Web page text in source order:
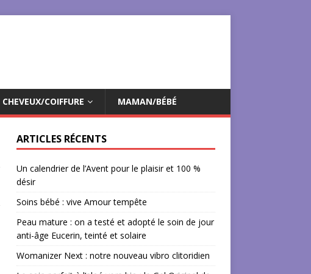
CHEVEUX/COIFFURE MAMAN/BÉBÉ
ARTICLES RÉCENTS
Un calendrier de l’Avent pour le plaisir et 100 %
désir
Soins bébé : vive Amour tempête
Peau mature : on a testé et adopté le soin de jour
anti-âge Eucerin, teinté et solaire
Womanizer Next : notre nouveau vibro clitoridien